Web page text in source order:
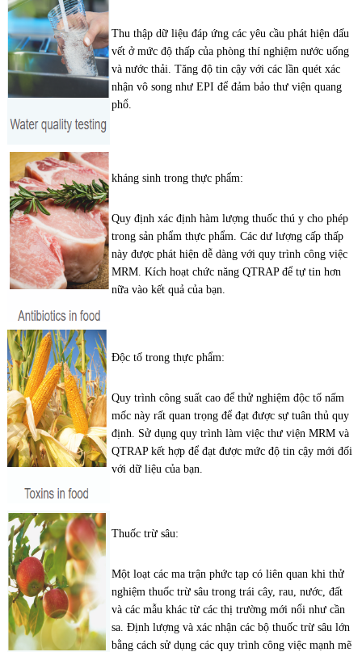
Thu thập dữ liệu đáp ứng các yêu cầu phát hiện dấu
vết ở mức độ thấp của phòng thí nghiệm nước uống
và nước thải. Tăng độ tin cậy với các lần quét xác
nhận vô song như EPI để đảm bảo thư viện quang
phổ.
kháng sinh trong thực phẩm:
Quy định xác định hàm lượng thuốc thú y cho phép
trong sản phẩm thực phẩm. Các dư lượng cấp thấp
này được phát hiện dễ dàng với quy trình công việc
MRM. Kích hoạt chức năng QTRAP để tự tin hơn
nữa vào kết quả của bạn.
Độc tố trong thực phẩm:
Quy trình công suất cao để thử nghiệm độc tố nấm
mốc này rất quan trọng để đạt được sự tuân thủ quy
định. Sử dụng quy trình làm việc thư viện MRM và
QTRAP kết hợp để đạt được mức độ tin cậy mới đối
với dữ liệu của bạn.
Thuốc trừ sâu:
Một loạt các ma trận phức tạp có liên quan khi thử
nghiệm thuốc trừ sâu trong trái cây, rau, nước, đất
và các mẫu khác từ các thị trường mới nổi như cần
sa. Định lượng và xác nhận các bộ thuốc trừ sâu lớn
bằng cách sử dụng các quy trình công việc mạnh mẽ